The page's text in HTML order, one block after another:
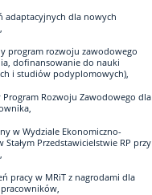
adaptacyjnych dla nowych
program rozwoju zawodowego
dofinansowanie do nauki
i studiów podyplomowych),
Rozwoju Zawodowego dla
w Wydziale Ekonomiczno-
Stałym Przedstawicielstwie RP przy
pracy w MRiT z nagrodami dla
pracowników,